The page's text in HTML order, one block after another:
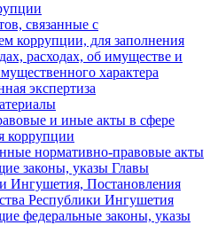
связанные с
коррупции, для заполнения
расходах, об имуществе и
характера
экспертиза
и иные акты в сфере
коррупции
нормативно-правовые акты
законы, указы Главы
Ингушетия, Постановления
Республики Ингушетия
федеральные законы, указы